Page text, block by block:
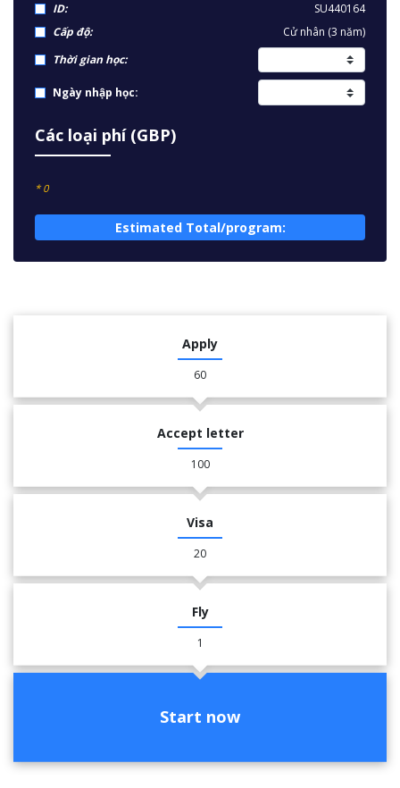
ID:
SU440164
Cấp độ:
Cử nhân (3 năm)
Thời gian học:
Ngày nhập học:
Các loại phí (GBP)
* 0
Estimated Total/program:
Apply
60
Accept letter
100
Visa
20
Fly
1
Start now